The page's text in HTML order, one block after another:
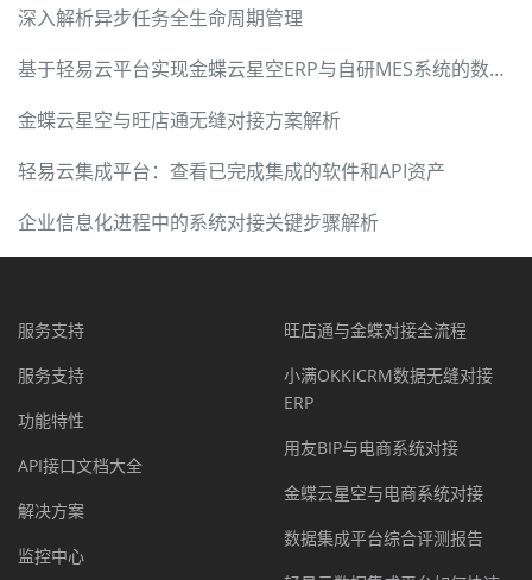
深入解析异步任务全生命周期管理
基于轻易云平台实现金蝶云星空ERP与自研MES系统的数据集成
金蝶云星空与旺店通无缝对接方案解析
轻易云集成平台：查看已完成集成的软件和API资产
企业信息化进程中的系统对接关键步骤解析
服务支持
服务支持
功能特性
API接口文档大全
解决方案
监控中心
旺店通与金蝶对接全流程
小满OKKICRM数据无缝对接
ERP
用友BIP与电商系统对接
金蝶云星空与电商系统对接
数据集成平台综合评测报告